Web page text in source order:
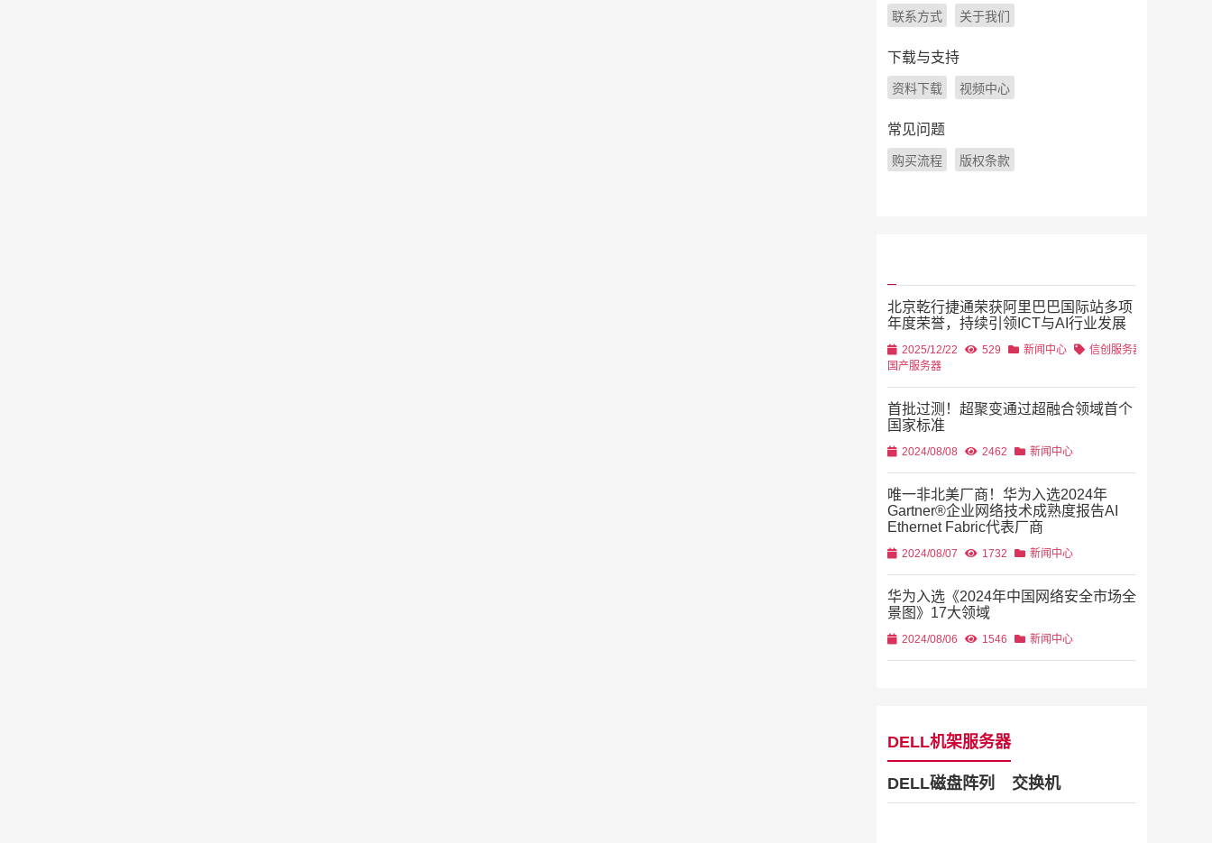
联系方式 关于我们
下载与支持
资料下载 视频中心
常见问题
购买流程 版权条款
北京乾行捷通荣获阿里巴巴国际站多项
年度荣誉，持续引领ICT与AI行业发展
2025/12/22 529 新闻中心
信创服务器
国产服务器
首批过测！超聚变通过超融合领域首个
国家标准
2024/08/08 2462 新闻中心
唯一非北美厂商！华为入选2024年
Gartner®企业网络技术成熟度报告AI
Ethernet Fabric代表厂商
2024/08/07 1732 新闻中心
华为入选《2024年中国网络安全市场全
景图》17大领域
2024/08/06 1546 新闻中心
DELL机架服务器
DELL磁盘阵列 交换机